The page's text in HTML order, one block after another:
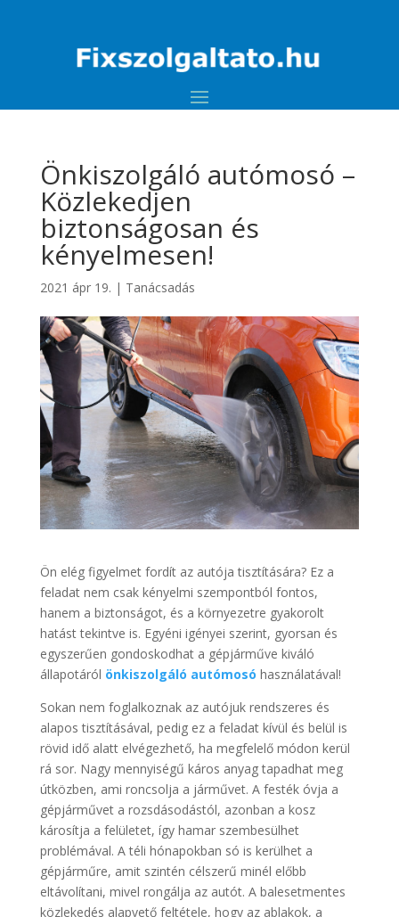
Önkiszolgáló autómosó –
Közlekedjen
biztonságosan és
kényelmesen!
2021 ápr 19. | Tanácsadás
Ön elég figyelmet fordít az autója tisztítására? Ez a
feladat nem csak kényelmi szempontból fontos,
hanem a biztonságot, és a környezetre gyakorolt
hatást tekintve is. Egyéni igényei szerint, gyorsan és
egyszerűen gondoskodhat a gépjárműve kiváló
állapotáról önkiszolgáló autómosó használatával!
Sokan nem foglalkoznak az autójuk rendszeres és
alapos tisztításával, pedig ez a feladat kívül és belül is
rövid idő alatt elvégezhető, ha megfelelő módon kerül
rá sor. Nagy mennyiségű káros anyag tapadhat meg
útközben, ami roncsolja a járművet. A festék óvja a
gépjárművet a rozsdásodástól, azonban a kosz
károsítja a felületet, így hamar szembesülhet
problémával. A téli hónapokban só is kerülhet a
gépjárműre, amit szintén célszerű minél előbb
eltávolítani, mivel rongálja az autót. A balesetmentes
közlekedés alapvető feltétele, hogy az ablakok, a